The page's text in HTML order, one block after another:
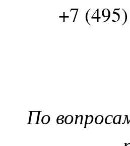
+7
По